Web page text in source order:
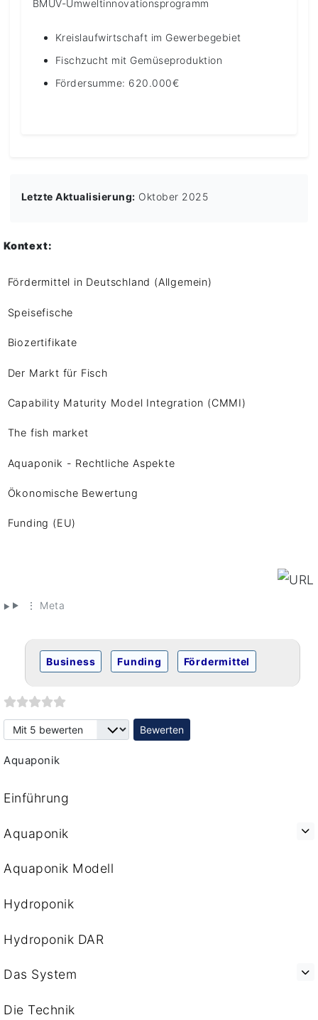
BMUV-Umweltinnovationsprogramm
Kreislaufwirtschaft im Gewerbegebiet
Fischzucht mit Gemüseproduktion
Fördersumme: 620.000€
Letzte Aktualisierung: Oktober 2025
Kontext:
Fördermittel in Deutschland (Allgemein)
Speisefische
Biozertifikate
Der Markt für Fisch
Capability Maturity Model Integration (CMMI)
The fish market
Aquaponik - Rechtliche Aspekte
Ökonomische Bewertung
Funding (EU)
⋮ Meta
Business Funding Fördermittel
Bitte bewerten
Aquaponik
Einführung
Aquaponik
Aquaponik Modell
Hydroponik
Hydroponik DAR
Das System
Die Technik